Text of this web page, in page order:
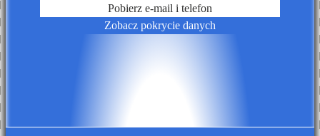
Pobierz e-mail i telefon
Zobacz pokrycie danych